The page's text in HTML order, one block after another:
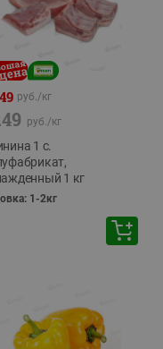
руб./кг
руб./кг
1 с.
1 кг
1-2кг